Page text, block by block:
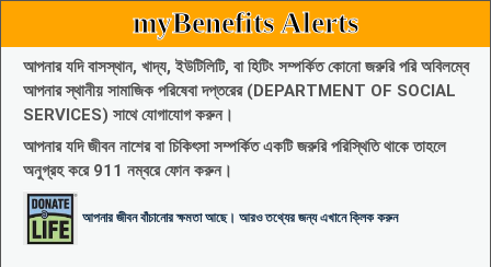
myBenefits Alerts
আপনার যদি বাসস্থান, খাদ্য, ইউটিলিটি, বা হিটিং সম্পর্কিত কোনো জরুরি পরি অবিলম্বে
আপনার স্থানীয় সামাজিক পরিষেবা দপ্তরের (DEPARTMENT OF SOCIAL
SERVICES) সাথে যোগাযোগ করুন।
আপনার যদি জীবন নাশের বা চিকিৎসা সম্পর্কিত একটি জরুরি পরিস্থিতি থাকে তাহলে
অনুগ্রহ করে 911 নম্বরে ফোন করুন।
আপনার জীবন বাঁচানোর ক্ষমতা আছে। আরও তথ্যের জন্য এখানে ক্লিক করুন